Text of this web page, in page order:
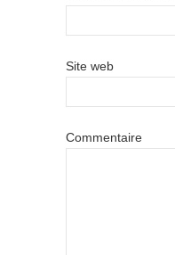
Site web
Commentaire